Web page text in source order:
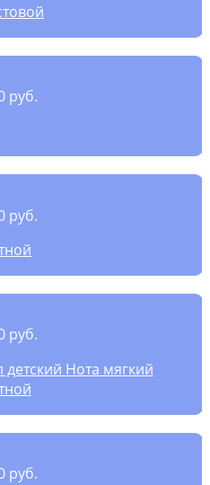
руб.
руб.
руб.
детский Нота мягкий
руб.